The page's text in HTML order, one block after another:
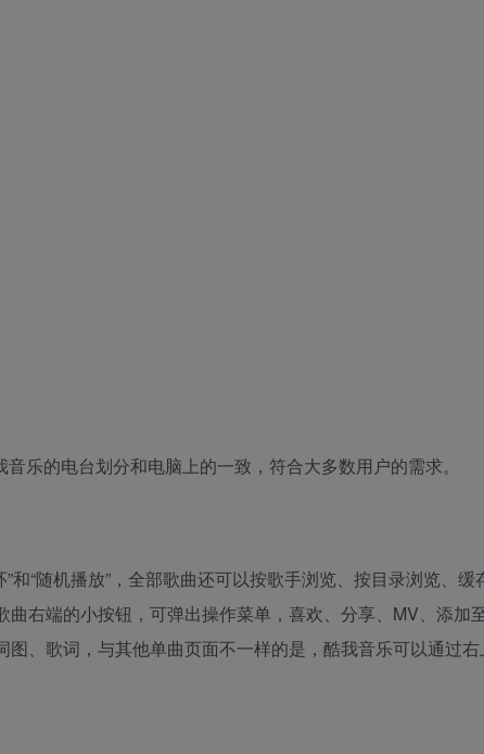
乐的电台划分和电脑上的一致，符合大多数用户的需求。
和“随机播放”，全部歌曲还可以按歌手浏览、按目录浏览、缓
右端的小按钮，可弹出操作菜单，喜欢、分享、MV、添加
、歌词，与其他单曲页面不一样的是，酷我音乐可以通过